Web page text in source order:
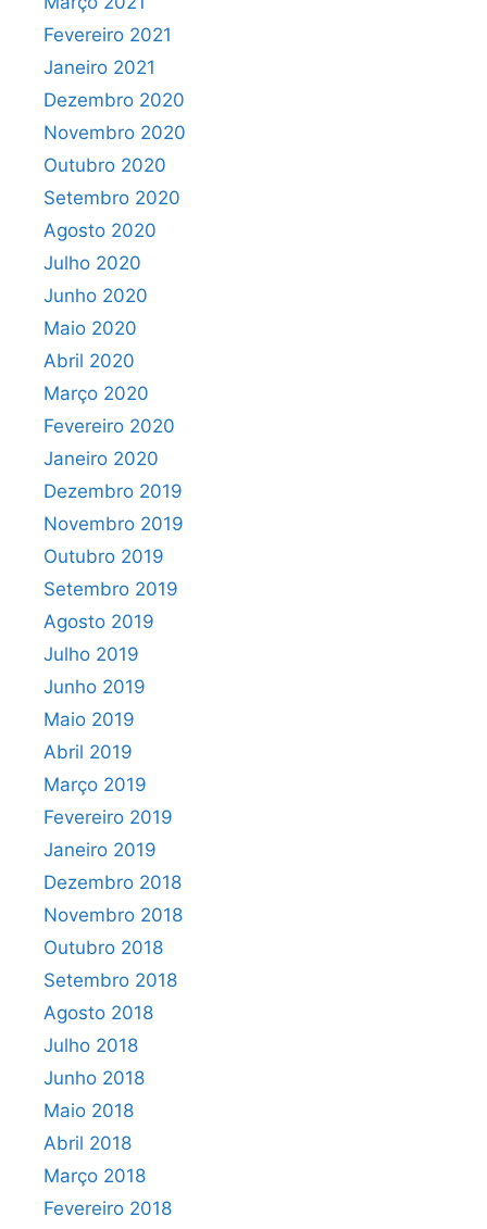
Fevereiro 2021
Janeiro 2021
Dezembro 2020
Novembro 2020
Outubro 2020
Setembro 2020
Agosto 2020
Julho 2020
Junho 2020
Maio 2020
Abril 2020
Março 2020
Fevereiro 2020
Janeiro 2020
Dezembro 2019
Novembro 2019
Outubro 2019
Setembro 2019
Agosto 2019
Julho 2019
Junho 2019
Maio 2019
Abril 2019
Março 2019
Fevereiro 2019
Janeiro 2019
Dezembro 2018
Novembro 2018
Outubro 2018
Setembro 2018
Agosto 2018
Julho 2018
Junho 2018
Maio 2018
Abril 2018
Março 2018
Fevereiro 2018